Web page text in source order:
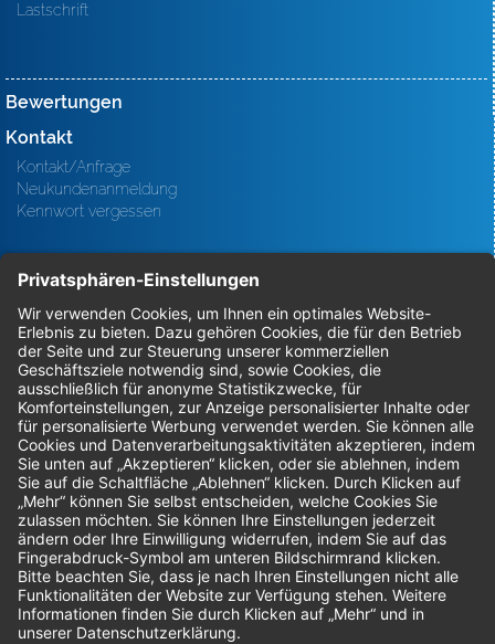
Lastschrift
Bewertungen
Kontakt
Kontakt/Anfrage
Neukundenanmeldung
Kennwort vergessen
Bestellungen
Sendung verfolgen
Geprüfter Shop